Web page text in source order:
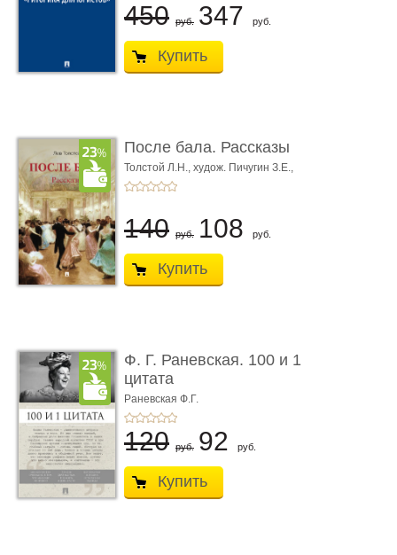
450 руб. 347 руб.
Купить
После бала. Рассказы
Толстой Л.Н., худож. Пичугин З.Е.,
худож. Лебедев А.И.,
140 руб. 108 руб.
Купить
Ф. Г. Раневская. 100 и 1
цитата
Раневская Ф.Г.
120 руб. 92 руб.
Купить